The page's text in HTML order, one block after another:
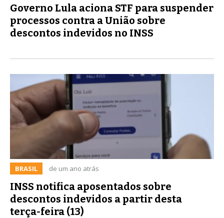
Governo Lula aciona STF para suspender
processos contra a União sobre
descontos indevidos no INSS
BRASIL de um ano atrás
INSS notifica aposentados sobre
descontos indevidos a partir desta
terça-feira (13)